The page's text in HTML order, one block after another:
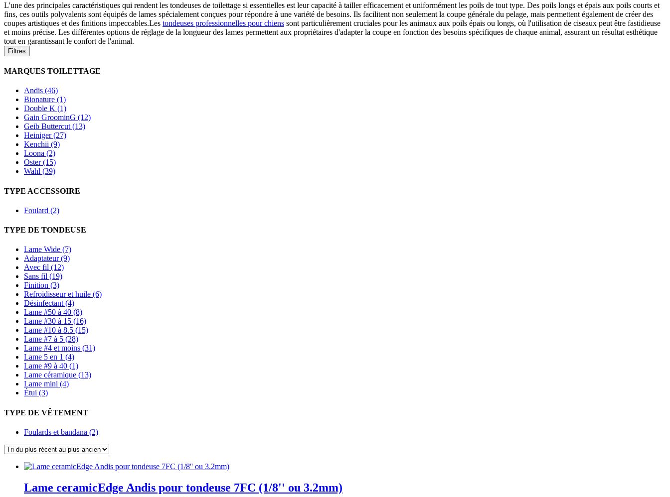
L'une des principales caractéristiques qui rendent les tondeuses de toilettage si essentielles est leur capacité à tailler efficacement et uniformément les poils de tout type. Des poils longs et épais aux poils courts et
fins, ces outils polyvalents sont équipés de lames spécialement conçues pour répondre à une variété de besoins. Ils facilitent non seulement la coupe générale du pelage, mais permettent également de créer des
coupes artistiques et des finitions impeccables.Les tondeuses professionnelles pour chiens sont particulièrement cruciales pour les animaux aux poils épais ou longs, où l'utilisation de ciseaux peut être fastidieuse
et moins précise. Les différentes options de réglage de la longueur des lames permettent aux propriétaires d'adapter la coupe en fonction des besoins spécifiques de chaque animal, assurant un résultat esthétique
tout en garantissant le confort de l'animal.
Filtres
MARQUES TOILETTAGE
Andis (46)
Bionature (1)
Double K (1)
Gain GroominG (12)
Geib Buttercut (13)
Heiniger (27)
Kenchii (9)
Loona (2)
Oster (15)
Wahl (39)
TYPE ACCESSOIRE
Foulard (2)
TYPE DE TONDEUSE
Lame Wide (7)
Adaptateur (9)
Avec fil (12)
Sans fil (19)
Finition (3)
Refroidisseur et huile (6)
Désinfectant (4)
Lame #50 à 40 (8)
Lame #30 à 15 (16)
Lame #10 à 8.5 (15)
Lame #7 à 5 (28)
Lame #4 et moins (31)
Lame 5 en 1 (4)
Lame #9 à 40 (1)
Lame céramique (13)
Lame mini (4)
Étui (3)
TYPE DE VÊTEMENT
Foulards et bandana (2)
Lame ceramicEdge Andis pour tondeuse 7FC (1/8'' ou 3.2mm)